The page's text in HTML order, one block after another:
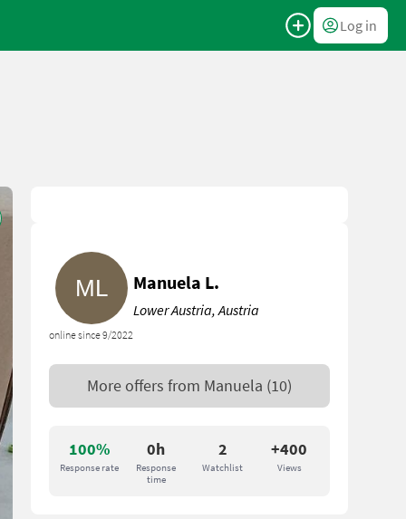
Log in
100%
Response rate
0h
Response
time
2
Watchlist
+400
Views
online since 9/2022
Manuela L.
Lower Austria, Austria
More offers from Manuela (10)